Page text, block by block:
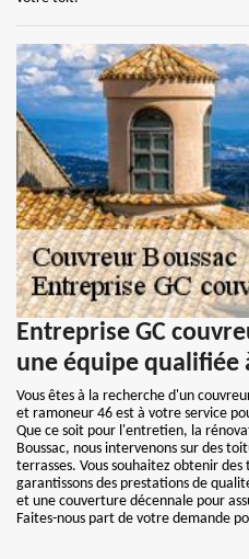
Entreprise GC
une équipe qualifiée
Vous êtes à la recherche d'un
et ramoneur 46 est à votre service
Que ce soit pour l'entretien, la
Boussac, nous intervenons sur des
terrasses. Vous souhaitez obtenir
garantissons des prestations de
et une couverture décennale pour
Faites-nous part de votre demande